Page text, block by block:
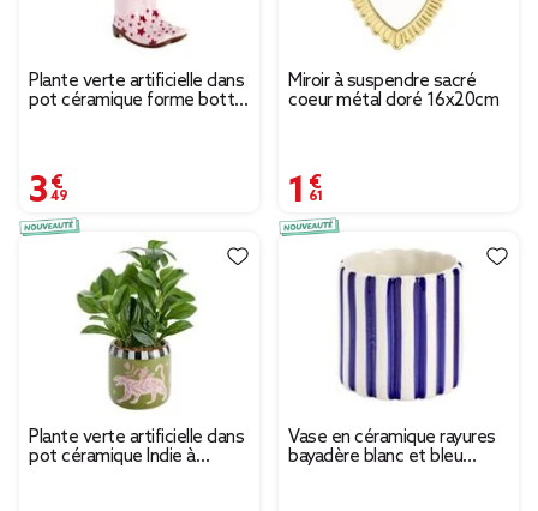
Plante verte artificielle dans
pot céramique forme botte
3,49 €
Miroir à suspendre sacré
coeur métal doré 16x20cm
1,61 €
Plante verte artificielle dans
pot céramique Indie à
Vase en céramique rayures
bayadère blanc et bleu